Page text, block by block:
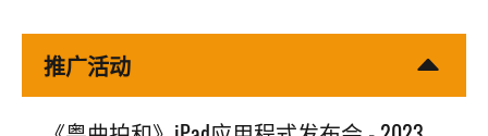
推广活动